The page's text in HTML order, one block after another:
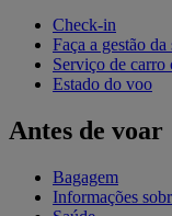
Check-in
Faça a gestão da
Serviço de
Estado do voo
Antes de voar
Bagagem
Informações